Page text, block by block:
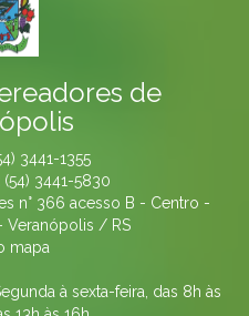
de
3441-1355
(54) 3441-5830
n° 366 acesso B - Centro -
Veranópolis / RS
mapa
à sexta-feira, das 8h às